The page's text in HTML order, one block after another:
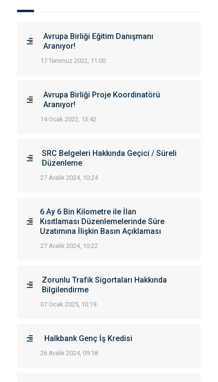
Avrupa Birliği Eğitim Danışmanı
Aranıyor!
17 Temmuz 2022, 11:00
Avrupa Birliği Proje Koordinatörü
Aranıyor!
14 Ocak 2022, 13:42
SRC Belgeleri Hakkında Geçici / Süreli
Düzenleme
27 Aralık 2024, 10:24
6 Ay 6 Bin Kilometre ile İlan
Kısıtlaması Düzenlemelerinde Süre
Uzatımına İlişkin Basın Açıklaması
27 Aralık 2024, 10:22
Zorunlu Trafik Sigortaları Hakkında
Bilgilendirme
07 Ocak 2025, 10:19
Halkbank Genç İş Kredisi
26 Aralık 2024, 09:18